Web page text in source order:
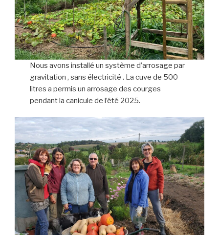
Nous avons installé un système d’arrosage par
gravitation , sans électricité . La cuve de 500
litres a permis un arrosage des courges
pendant la canicule de l’été 2025.